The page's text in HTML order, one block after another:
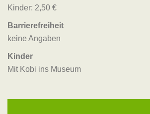
Kinder: 2,50 €
Barrierefreiheit
keine Angaben
Kinder
Mit Kobi ins Museum